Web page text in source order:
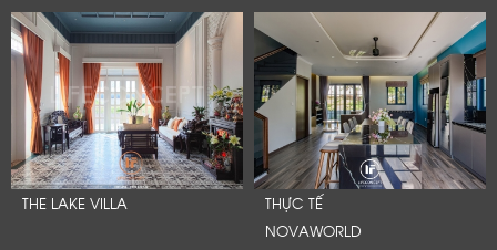
THE LAKE VILLA
THỰC TẾ
NOVAWORLD